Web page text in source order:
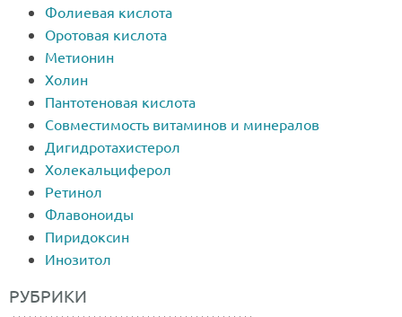
РУБРИКИ
Фолиевая кислота
Оротовая кислота
Метионин
Холин
Пантотеновая кислота
Совместимость витаминов и минералов
Дигидротахистерол
Холекальциферол
Ретинол
Флавоноиды
Пиридоксин
Инозитол